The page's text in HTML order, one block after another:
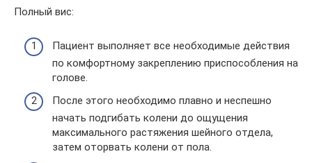
Полный вис:
Пациент выполняет все необходимые действия
по комфортному закреплению приспособления на
голове.
После этого необходимо плавно и неспешно
начать подгибать колени до ощущения
максимального растяжения шейного отдела,
затем оторвать колени от пола.